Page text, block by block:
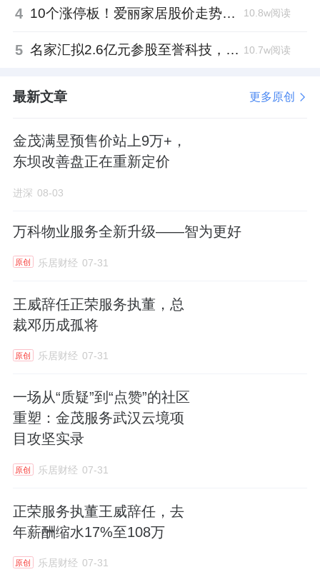
如今转任建业新生活CEO，他与公司签订了一
前两任CEO史书山、代纪玲200万元的年薪标
期的降本趋势，也可能暗含了内部提拔的“信任
对于建业新生活而言，闫学文的到任意味着两
重使命。
在治理层面，主席与CEO的分设有助于提升决
注公司治理质量的背景下，这本身就是一种正
在业务层面，闫学文的核心任务之一便是在行
业周期调整中提振业绩。而他的地产背景和区
游地产协同发展的机会，特别是在城市更新、
存量资产运营等领域？
再下一次交卷，会给出答案。
4 10个涨停板！爱丽家居股价走势有点狂 10.8w阅读
5 名家汇拟2.6亿元参股至誉科技，跨界布局工业级固态存储 10.7w阅读
最新文章 更多原创
金茂满昱预售价站上9万+，
东坝改善盘正在重新定价
进深 08-03
万科物业服务全新升级——智为更好
原创 乐居财经 07-31
王威辞任正荣服务执董，总
裁邓历成孤将
原创 乐居财经 07-31
一场从“质疑”到“点赞”的社区
重塑：金茂服务武汉云境项
目攻坚实录
原创 乐居财经 07-31
正荣服务执董王威辞任，去
年薪酬缩水17%至108万
原创 乐居财经 07-31